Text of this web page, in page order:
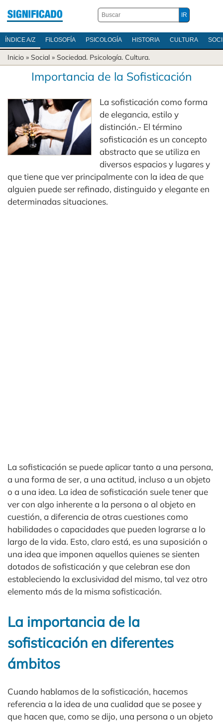
ÍNDICE A/Z FILOSOFÍA PSICOLOGÍA HISTORIA CULTURA
Inicio » Social » Sociedad. Psicología. Cultura.
Importancia de la Sofisticación
La sofisticación como forma
de elegancia, estilo y
distinción.- El término
sofisticación es un concepto
abstracto que se utiliza en
diversos espacios y lugares y
que tiene que ver principalmente con la idea de que
alguien puede ser refinado, distinguido y elegante en
determinadas situaciones.
La sofisticación se puede aplicar tanto a una persona,
a una forma de ser, a una actitud, incluso a un objeto
o a una idea. La idea de sofisticación suele tener que
ver con algo inherente a la persona o al objeto en
cuestión, a diferencia de otras cuestiones como
habilidades o capacidades que pueden lograrse a lo
largo de la vida. Esto, claro está, es una suposición o
una idea que imponen aquellos quienes se sienten
dotados de sofisticación y que celebran ese don
estableciendo la exclusividad del mismo, tal vez otro
elemento más de la misma sofisticación.
La importancia de la
sofisticación en diferentes
ámbitos
Cuando hablamos de la sofisticación, hacemos
referencia a la idea de una cualidad que se posee y
que hacen que, como se dijo, una persona o un objeto